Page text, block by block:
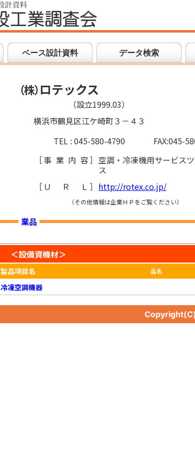
ベース設計資料 データ検索
（株）ロテックス
（設立1999.03）
横浜市鶴見区江ケ崎町３－４３
TEL : 045-580-4790
FAX:045-
［事業内容］ 空調・冷凍機用サービス
ス
［ ＵＲＬ ］ http://rotex.co.jp/
（その他情報は企業ＨＰをご覧ください）
業品
＜設備資機材＞
製品項目名 品名
冷凍空調機器
Copyright(C)